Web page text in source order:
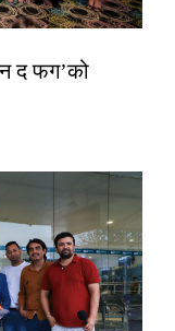
द फग’को